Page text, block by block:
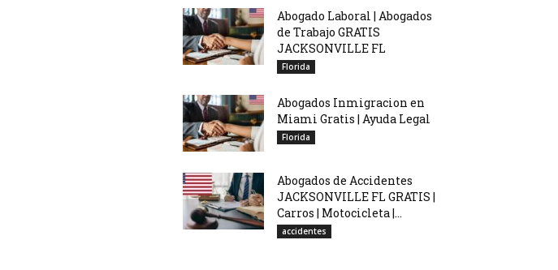
Abogado Laboral | Abogados
de Trabajo GRATIS
JACKSONVILLE FL
Florida
Abogados Inmigracion en
Miami Gratis | Ayuda Legal
Florida
Abogados de Accidentes
JACKSONVILLE FL GRATIS |
Carros | Motocicleta |...
accidentes